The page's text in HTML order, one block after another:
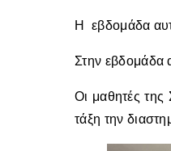
Η εβδομάδα
Στην εβδομάδα
Οι μαθητές της
τάξη την